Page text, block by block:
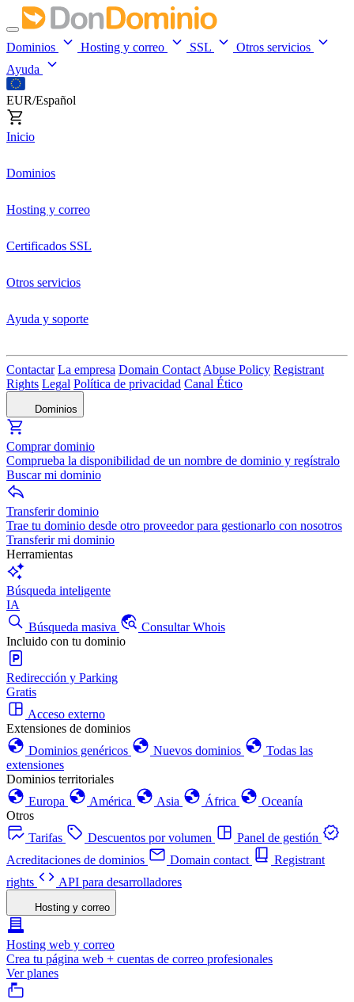
Dominios Hosting y correo SSL
Otros servicios
Ayuda
EUR/Español
Inicio
Dominios
Hosting y correo
Certificados SSL
Otros servicios
Ayuda y soporte
Contactar La empresa Domain Contact Abuse Policy Registrant
Rights Legal Política de privacidad Canal Ético
Dominios
Comprar dominio
Comprueba la disponibilidad de un nombre de dominio y regístralo
Buscar mi dominio
Transferir dominio
Trae tu dominio desde otro proveedor para gestionarlo con nosotros
Transferir mi dominio
Herramientas
Búsqueda inteligente
IA
Búsqueda masiva
Consultar Whois
Incluido con tu dominio
Redirección y Parking
Gratis
Acceso externo
Extensiones de dominios
Dominios genéricos
Nuevos dominios
Todas las
extensiones
Dominios territoriales
Europa
América Asia África
Oceanía
Otros
Tarifas
Descuentos por volumen
Panel de gestión
Acreditaciones de dominios
Domain contact
Registrant
rights
API para desarrolladores
Hosting y correo
Hosting web y correo
Crea tu página web + cuentas de correo profesionales
Ver planes